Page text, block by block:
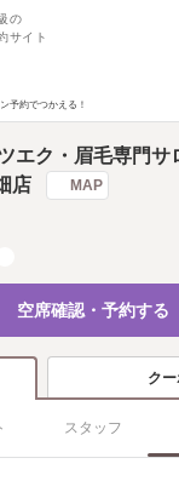
の
サイト
予約でつかえる！
エク・眉毛専門
店
MAP
空席確認・予約する
ク
スタッフ